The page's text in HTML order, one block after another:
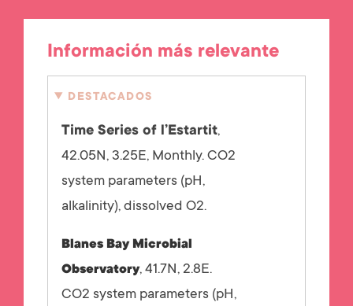
Información más relevante
DESTACADOS
Time Series of l’Estartit,
42.05N, 3.25E, Monthly. CO2
system parameters (pH,
alkalinity), dissolved O2.
Blanes Bay Microbial
Observatory, 41.7N, 2.8E.
CO2 system parameters (pH,